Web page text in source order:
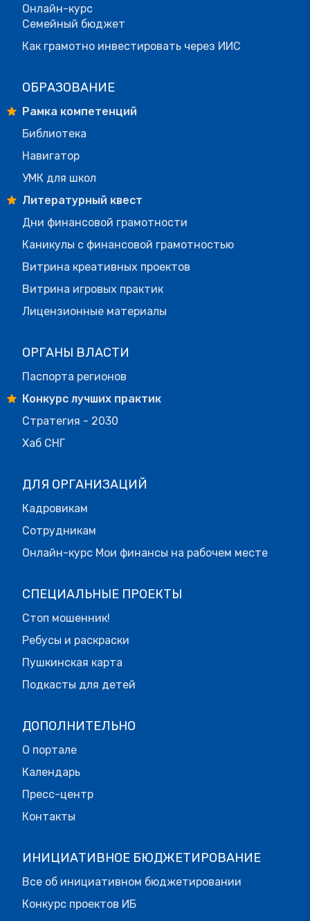
Онлайн-курс
Семейный бюджет
Как грамотно инвестировать через ИИС
ОБРАЗОВАНИЕ
Рамка компетенций
Библиотека
Навигатор
УМК для школ
Литературный квест
Дни финансовой грамотности
Каникулы с финансовой грамотностью
Витрина креативных проектов
Витрина игровых практик
Лицензионные материалы
ОРГАНЫ ВЛАСТИ
Паспорта регионов
Конкурс лучших практик
Стратегия - 2030
Хаб СНГ
ДЛЯ ОРГАНИЗАЦИЙ
Кадровикам
Сотрудникам
Онлайн-курс Мои финансы на рабочем месте
СПЕЦИАЛЬНЫЕ ПРОЕКТЫ
Стоп мошенник!
Ребусы и раскраски
Пушкинская карта
Подкасты для детей
ДОПОЛНИТЕЛЬНО
О портале
Календарь
Пресс-центр
Контакты
ИНИЦИАТИВНОЕ БЮДЖЕТИРОВАНИЕ
Все об инициативном бюджетировании
Конкурс проектов ИБ